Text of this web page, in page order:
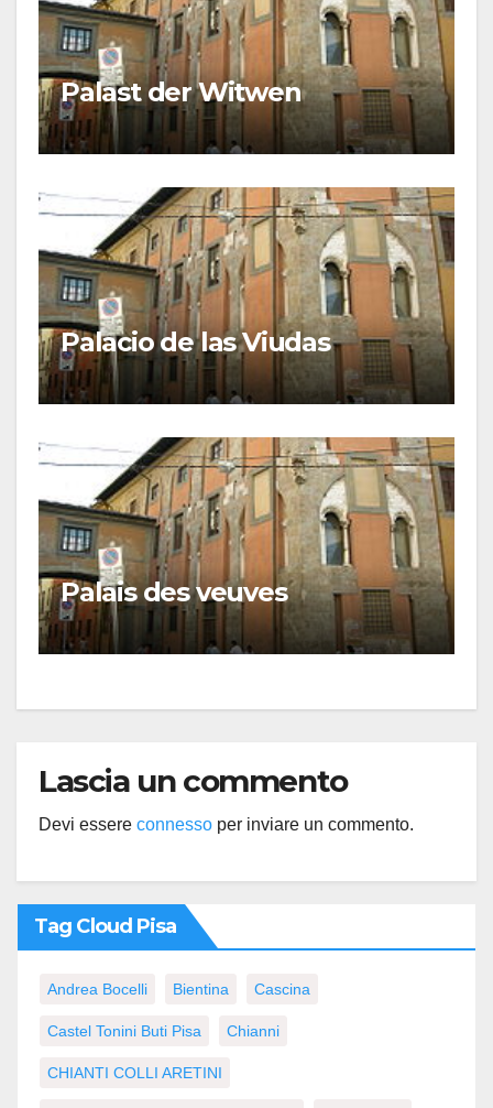
Palast der Witwen
Palacio de las Viudas
Palais des veuves
Lascia un commento
Devi essere connesso per inviare un commento.
Tag Cloud Pisa
Andrea Bocelli Bientina Cascina
Castel Tonini Buti Pisa Chianni
CHIANTI COLLI ARETINI